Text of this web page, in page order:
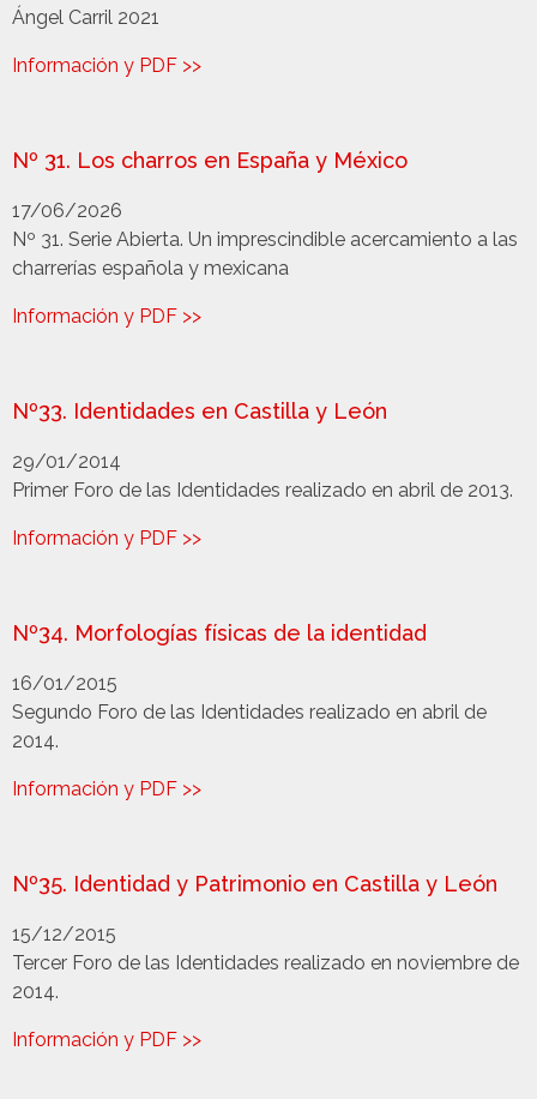
Ángel Carril 2021
Información y PDF >>
Nº 31. Los charros en España y México
17/06/2026
Nº 31. Serie Abierta. Un imprescindible acercamiento a las
charrerías española y mexicana
Información y PDF >>
Nº33. Identidades en Castilla y León
29/01/2014
Primer Foro de las Identidades realizado en abril de 2013.
Información y PDF >>
Nº34. Morfologías físicas de la identidad
16/01/2015
Segundo Foro de las Identidades realizado en abril de
2014.
Información y PDF >>
Nº35. Identidad y Patrimonio en Castilla y León
15/12/2015
Tercer Foro de las Identidades realizado en noviembre de
2014.
Información y PDF >>